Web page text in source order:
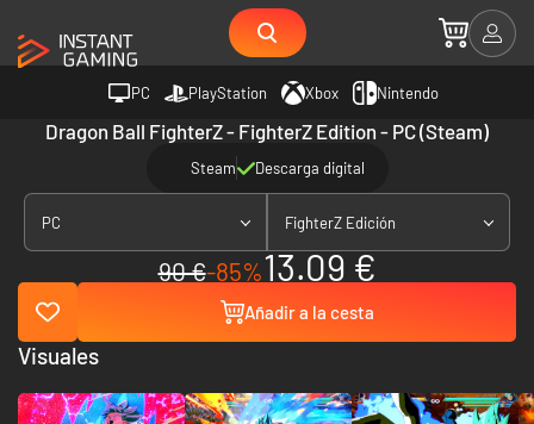
PC PlayStation Xbox Nintendo
Dragon Ball FighterZ - FighterZ Edition - PC (Steam)
Steam Descarga digital
PC FighterZ Edición
90 €-85%13.09 €
Añadir a la cesta
Visuales